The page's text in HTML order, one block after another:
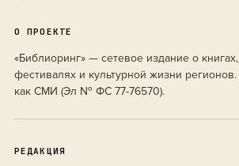
О ПРОЕКТЕ
«Библиоринг» — сетевое издание о
фестивалях и культурной жизни
как СМИ (Эл № ФС 77-76570).
РЕДАКЦИЯ